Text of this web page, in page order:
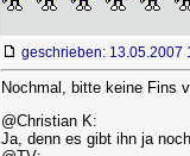
geschrieben: 13.05.2007
Nochmal, bitte keine Fins
@Christian K:
Ja, denn es gibt ihn ja